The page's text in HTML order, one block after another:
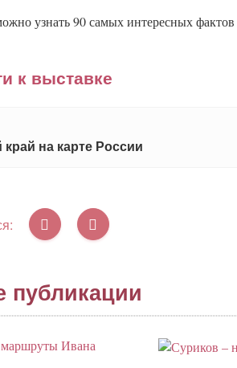
узнать 90 самых интересных
к выставке
на карте России
публикации